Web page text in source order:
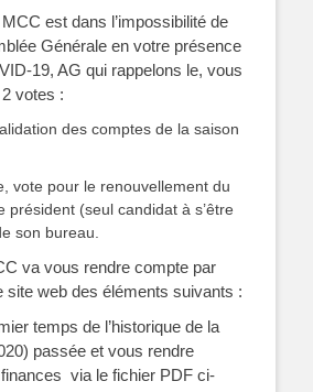
est dans l’impossibilité de
Générale en votre présence
19, AG qui rappelons le, vous
votes :
des comptes de la saison
vote pour le renouvellement du
président (seul candidat à s’être
son bureau.
va vous rendre compte par
site web des éléments suivants :
temps de l’historique de la
passée et vous rendre
finances via le fichier PDF ci-